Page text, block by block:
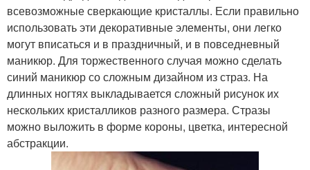
всевозможные сверкающие кристаллы. Если правильно
использовать эти декоративные элементы, они легко
могут вписаться и в праздничный, и в повседневный
маникюр. Для торжественного случая можно сделать
синий маникюр со сложным дизайном из страз. На
длинных ногтях выкладывается сложный рисунок их
нескольких кристалликов разного размера. Стразы
можно выложить в форме короны, цветка, интересной
абстракции.